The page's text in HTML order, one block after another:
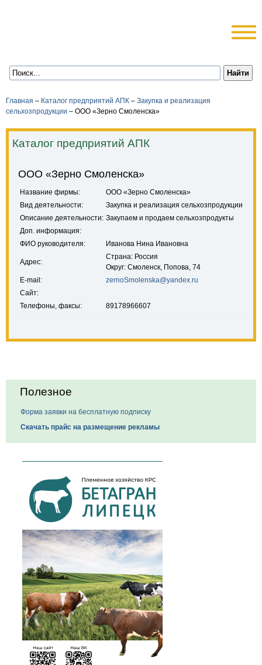
Главная – Каталог предприятий АПК – Закупка и реализация
сельхозпродукции – ООО «Зерно Смоленска»
Каталог предприятий АПК
ООО «Зерно Смоленска»
Название фирмы:
ООО «Зерно Смоленска»
Вид деятельности:
Закупка и реализация сельхозпродукции
Описание деятельности: Закупаем и продаем сельхозпродукты
Доп. информация:
ФИО руководителя:
Иванова Нина Ивановна
Адрес:
Страна: Россия
Округ: Смоленск, Попова, 74
E-mail:
zernoSmolenska@yandex.ru
Сайт:
Телефоны, факсы:
89178966607
Полезное
Форма заявки на бесплатную подписку
Скачать прайс на размещение рекламы